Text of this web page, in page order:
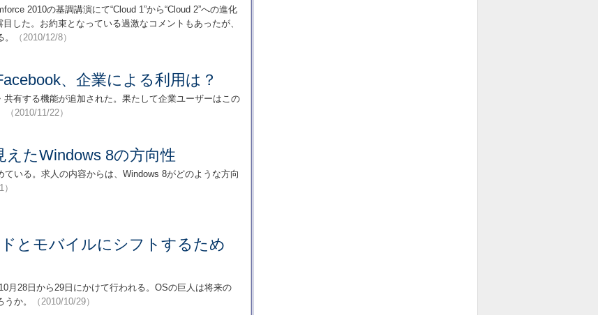
2010の基調講演にて“Cloud 1”から“Cloud 2”への進化
した。お約束となっている過激なコメントもあったが、
（2010/12/8）
、企業による利用は？
有する機能が追加された。果たして企業ユーザーはこの
（2010/11/22）
えたWindows 8の方向性
いる。求人の内容からは、Windows 8がどのような方向
とモバイルにシフトするため
月28日から29日にかけて行われる。OSの巨人は将来の
か。
（2010/10/29）